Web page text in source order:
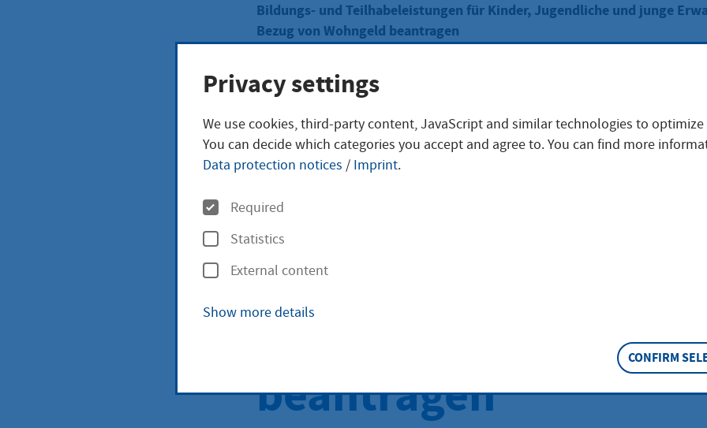
Bildungs- und Teilhabeleistungen für Kinder, Jugendliche und junge
Bezug von Wohngeld beantragen
Bildungs- und
Teilhabeleistungen
Kinder, Jugendliche
junge Erwachsene
Bezug von Wohngeld
beantragen
Privacy settings
We use cookies, third-party content, JavaScript and similar technologies to
You can decide which categories you accept and agree to. You can find more
Data protection notices / Imprint.
O
p
t
i
o
Required
Statistics
External content
Show more details
CONFIRM